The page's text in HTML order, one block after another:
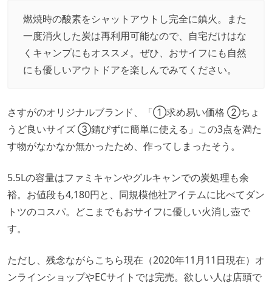
燃焼時の酸素をシャットアウトし完全に鎮火。また
一度消火した炭は再利用可能なので、自宅だけはな
くキャンプにもオススメ。ぜひ、おサイフにも自然
にも優しいアウトドアを楽しんでみてください。
さすがのオリジナルブランド、「①求め易い価格 ②ちょ
うど良いサイズ ③錆びずに簡単に使える」この3点を満た
す物がなかなか無かったため、作ってしまったそう。
5.5Lの容量はファミキャンやグルキャンでの炭処理も余
裕。お値段も4,180円と、同規模他社アイテムに比べてダン
トツのコスパ。どこまでもおサイフに優しい火消し壺で
す。
ただし、残念ながらこちら現在（2020年11月11日現在）オ
ンラインショップやECサイトでは完売。欲しい人は店頭で